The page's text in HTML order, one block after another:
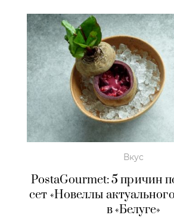
Вкус
PostaGourmet: 5 причин
сет «Новеллы
в «Белуге»